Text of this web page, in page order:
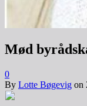
Mød
0
By Lotte Bøgevig on